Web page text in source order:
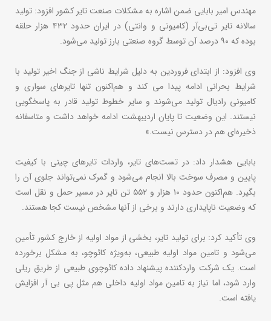
مهندس امیر بابایی ضمن اشاره به مشکلات صنعت تایر کشور افزود: تولید
سالانه تایر تی‌بی‌آر (کامیونی و وانتی) در ایران حدود ۴۳۲ هزار حلقه
بوده که ۹۰ درصد آن توسط گروه صنعتی بارز تولید می‌شود.
وی افزود: از ابتدای فروردین به دلیل شرایط ناشی از جنگ اخیر تولید با
شرایط بحرانی ادامه پیدا می‌ کند و هم‌اکنون تنها تایرهای سواری و
کامیونی رادیال تولید می‌شوند و سایر خطوط تولید قادر به پاسخگویی
نیستند. این وضعیت تا پایان اردیبهشت ادامه خواهد داشت و متاسفانه
ذخیره‌ای هم در دسترس نیست.»
بابایی هشدار داد: در تست‌های تایر، واردات تایرهای چینی با کیفیت
پایین و مصرف سوخت بالا انجام می‌شود و گمرک نمی‌تواند جلوی آن را
بگیرد. هم‌اکنون حدود ۱۰ هزار و ۵۵۲ تن تایر در مسیر حمل و نقل است
که وضعیت ناپایداری دارند و برخی از آنها مشخص نیست کجا هستند.
وی تأکید کرد: برای تولید تایر، بخشی از مواد اولیه از خارج کشور تأمین
می‌شود و تامین مواد اولیه طبیعی، به‌ویژه کائوچو، به مشکل برخورده
است. یک شرکت واردکننده پیشنهاد داده کائوچوی طبیعی از طریق ریلی
وارد شود، اما نیاز به تامین مواد اولیه داخلی هم مثل پی بی آر افزایش
یافته است.